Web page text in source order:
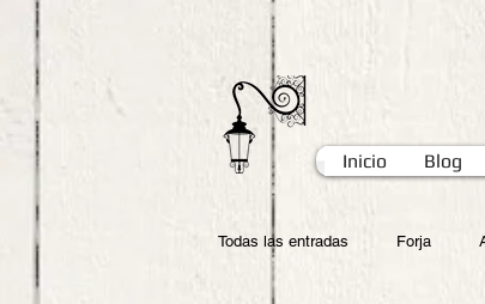
Inicio Blog
Todas las entradas Forja